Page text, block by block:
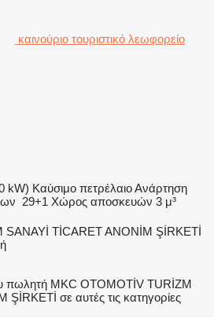
καινούριο τουριστικό λεωφορείο
kW) Καύσιμο πετρέλαιοΑνάρτηση
29+1 Χώρος αποσκευών 3 μ³
TİCARET ANONİM ŞİRKETİ
πωλητή MKC OTOMOTİV TURİZM
σε αυτές τις κατηγορίες